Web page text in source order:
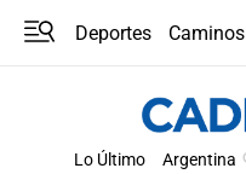
Deportes Caminos
Lo Último Argentina